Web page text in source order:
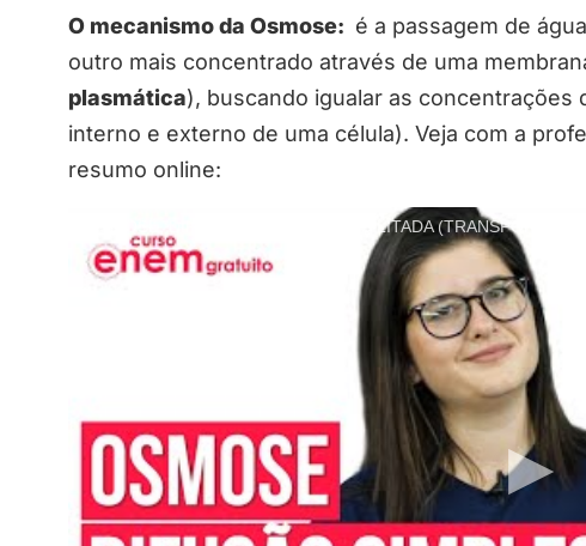
O mecanismo da Osmose: é a passagem de
outro mais concentrado através de uma
plasmática), buscando igualar as concentrações
interno e externo de uma célula). Veja com a
resumo online:
OSMOSE, DIFUSÃO SIMPLES E FACILITADA (TRANSPORTE